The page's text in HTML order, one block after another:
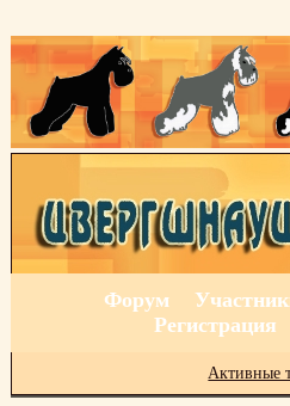
Форум
Регистрация
Активные